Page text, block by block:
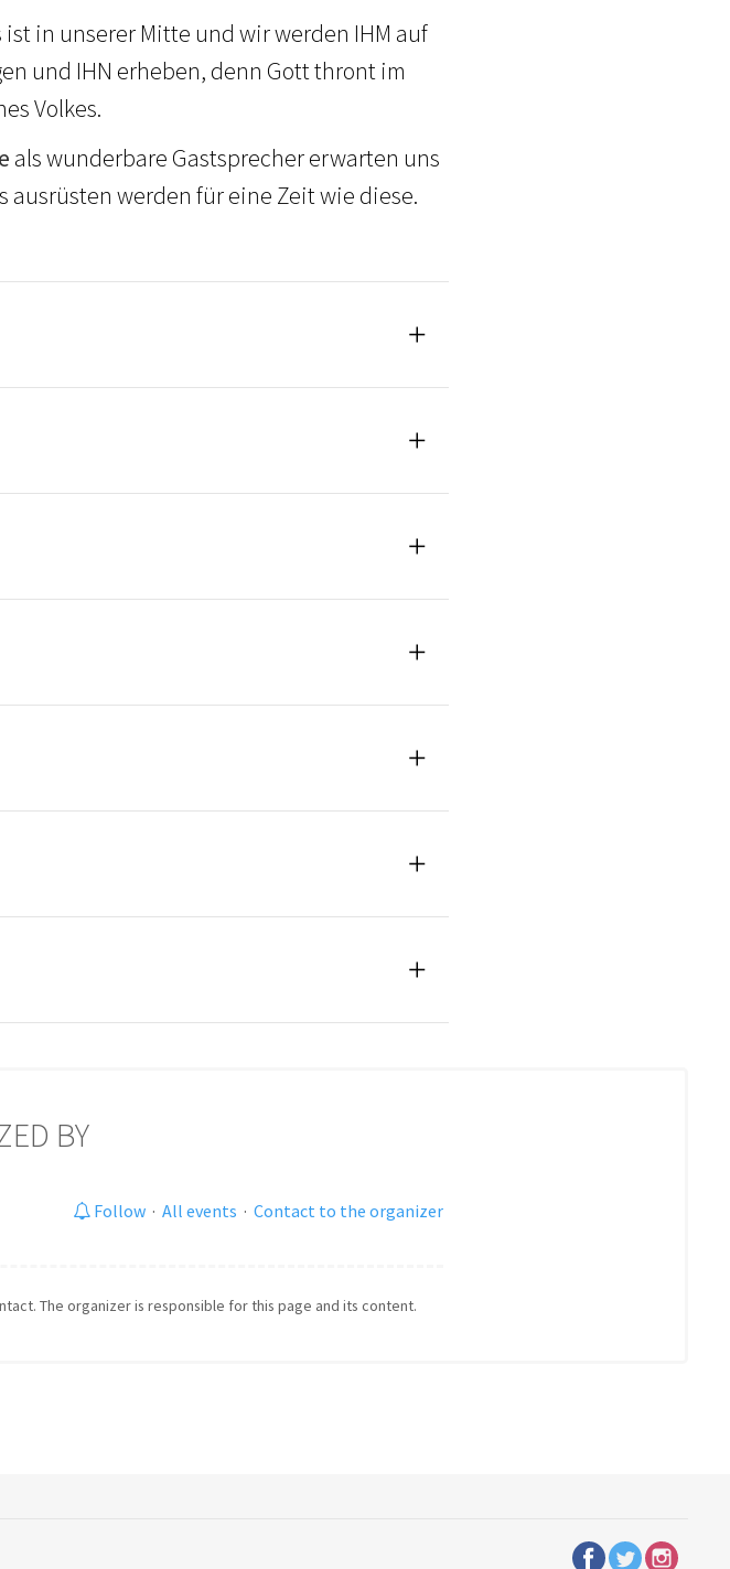
in unserer Mitte und wir werden IHM auf
und IHN erheben, denn Gott thront im
Volkes.
als wunderbare Gastsprecher erwarten uns
werden für eine Zeit wie diese.
BY
Follow· All events · Contact to the organizer
The organizer is responsible for this page and its content.